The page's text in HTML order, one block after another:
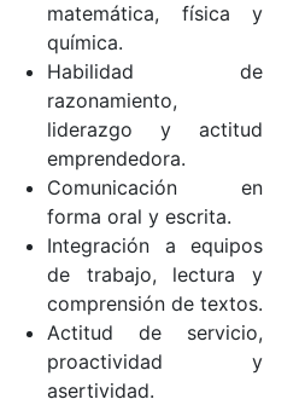
matemática, física y
química.
Habilidad de
razonamiento,
liderazgo y actitud
emprendedora.
Comunicación en
forma oral y escrita.
Integración a equipos
de trabajo, lectura y
comprensión de textos.
Actitud de servicio,
proactividad y
asertividad.